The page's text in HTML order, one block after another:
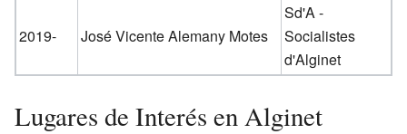
2019- José Vicente Alemany Motes
Sd'A -
Socialistes
d'Alginet
Lugares de Interés en Alginet